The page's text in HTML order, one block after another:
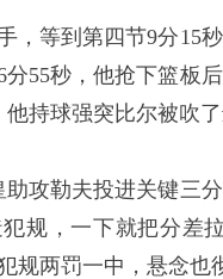
，等到第四节9分15
55秒，他抢下篮板
持球强突比尔被吹
助攻勒夫投进关键三
规，一下就把分差
规两罚一中，悬念也